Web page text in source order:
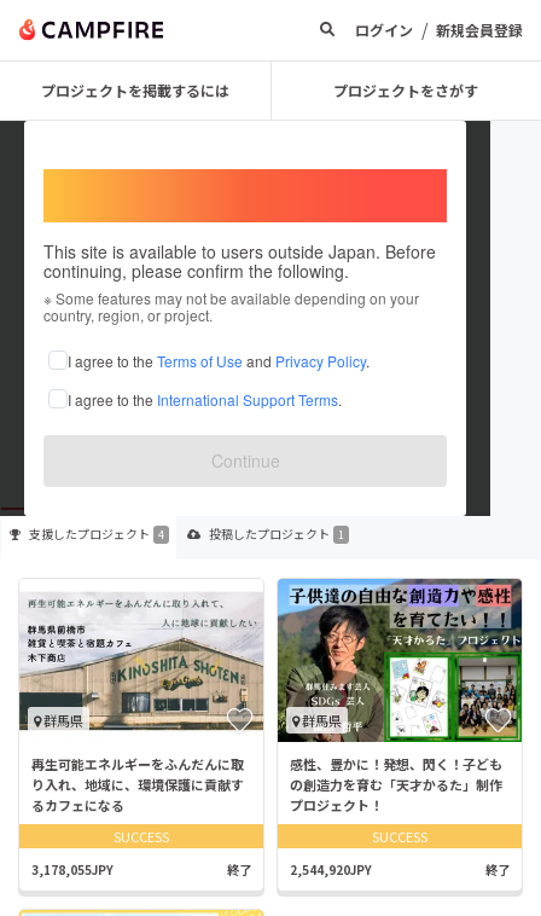
ログイン / 新規会員登録
プロジェクトを掲載するには プロジェクトをさがす
This site is available to users outside Japan. Before
continuing, please confirm the following.
※ Some features may not be available depending on your
country, region, or project.
I agree to the Terms of Use and Privacy Policy.
I agree to the International Support Terms.
Continue
akageracraft
これまでに4回支援して1件のプロジェクトを投稿しています
在住国：未設定
出身国：未設定
支援したプロジェクト 4 投稿したプロジェクト 1
群馬県
再生可能エネルギーをふんだんに取
り入れ、地域に、環境保護に貢献す
るカフェになる
SUCCESS
3,178,055JPY 終了
群馬県
感性、豊かに！発想、閃く！子ども
の創造力を育む「天才かるた」制作
プロジェクト！
SUCCESS
2,544,920JPY 終了